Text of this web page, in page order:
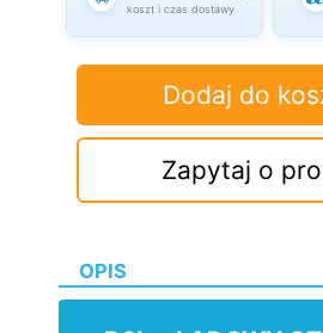
koszt i czas dostawy
Zapytaj o
Dodaj do
OPIS